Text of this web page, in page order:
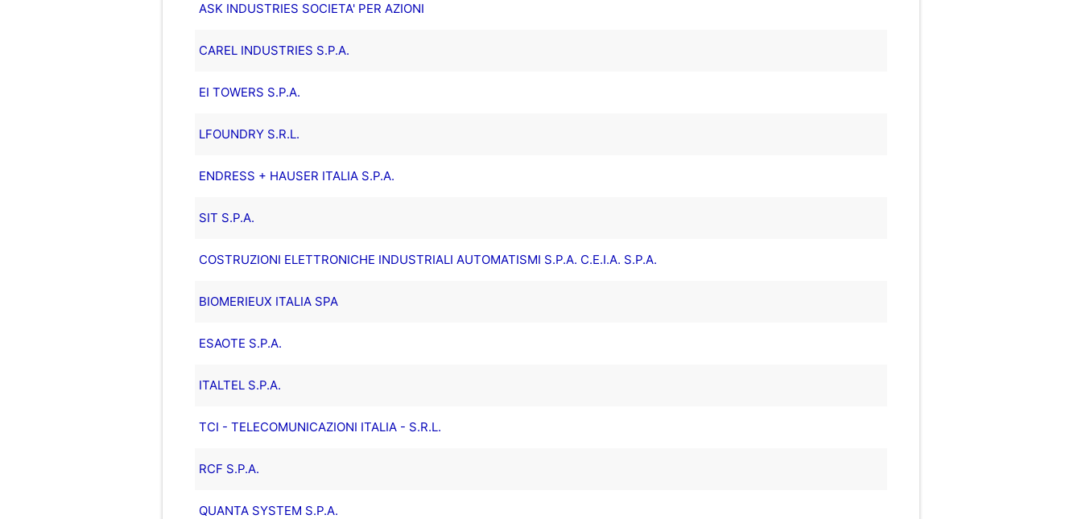
ASK INDUSTRIES SOCIETA' PER AZIONI
CAREL INDUSTRIES S.P.A.
EI TOWERS S.P.A.
LFOUNDRY S.R.L.
ENDRESS + HAUSER ITALIA S.P.A.
SIT S.P.A.
COSTRUZIONI ELETTRONICHE INDUSTRIALI AUTOMATISMI S.P.A. C.E.I.A. S.P.A.
BIOMERIEUX ITALIA SPA
ESAOTE S.P.A.
ITALTEL S.P.A.
TCI - TELECOMUNICAZIONI ITALIA - S.R.L.
RCF S.P.A.
QUANTA SYSTEM S.P.A.